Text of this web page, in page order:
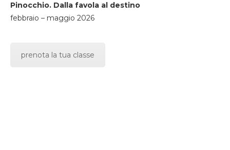
Pinocchio. Dalla favola al destino
febbraio – maggio 2026
prenota la tua classe